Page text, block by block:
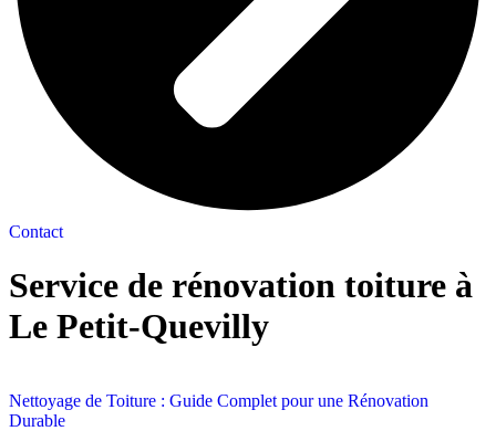
Contact
Service de rénovation toiture à
Le Petit-Quevilly
Nettoyage de Toiture : Guide Complet pour une Rénovation
Durable